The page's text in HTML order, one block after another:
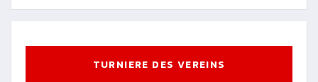
TURNIERE DES VEREINS